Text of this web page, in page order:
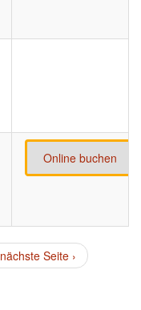
Online buchen
nächste Seite ›